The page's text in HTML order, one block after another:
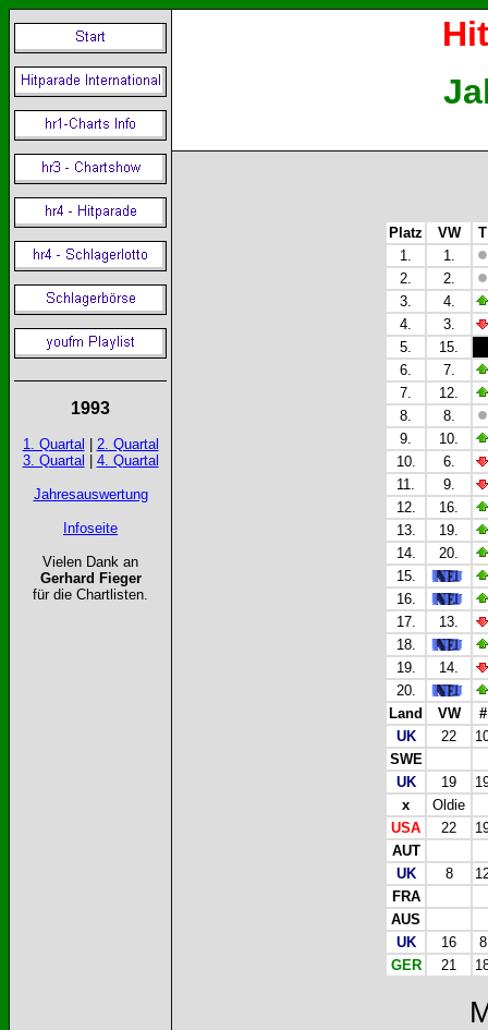
1993
1. Quartal
2. Quartal
3. Quartal
4. Quartal
Jahresauswertung
Infoseite
Vielen Dank an
Gerhard Fieger
für die Chartlisten.
Platz VW
T
1.
1.
2.
2.
3.
4.
4.
3.
5.
15.
6.
7.
7.
12.
8.
8.
9.
10.
10.
6.
11.
9.
12.
16.
13.
19.
14.
20.
15.
16.
17.
13.
18.
19.
14.
20.
Land
VW
#
UK
22
SWE
UK
19
x
Oldie
USA
22
AUT
UK
8
FRA
AUS
UK
16
8
GER
21